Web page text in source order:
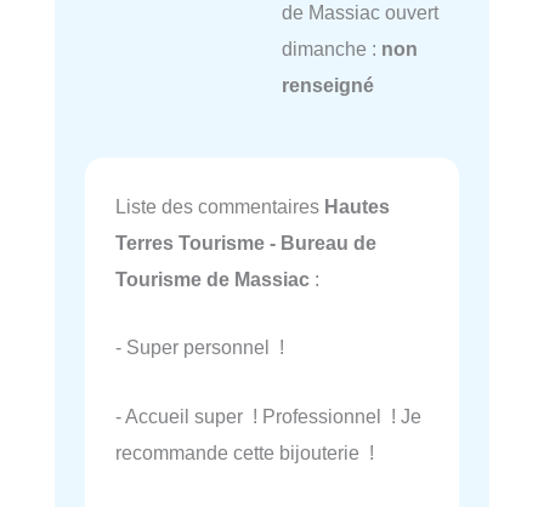
de Massiac ouvert
dimanche : non
renseigné
Liste des commentaires Hautes
Terres Tourisme - Bureau de
Tourisme de Massiac :
- Super personnel !
- Accueil super ! Professionnel ! Je
recommande cette bijouterie !